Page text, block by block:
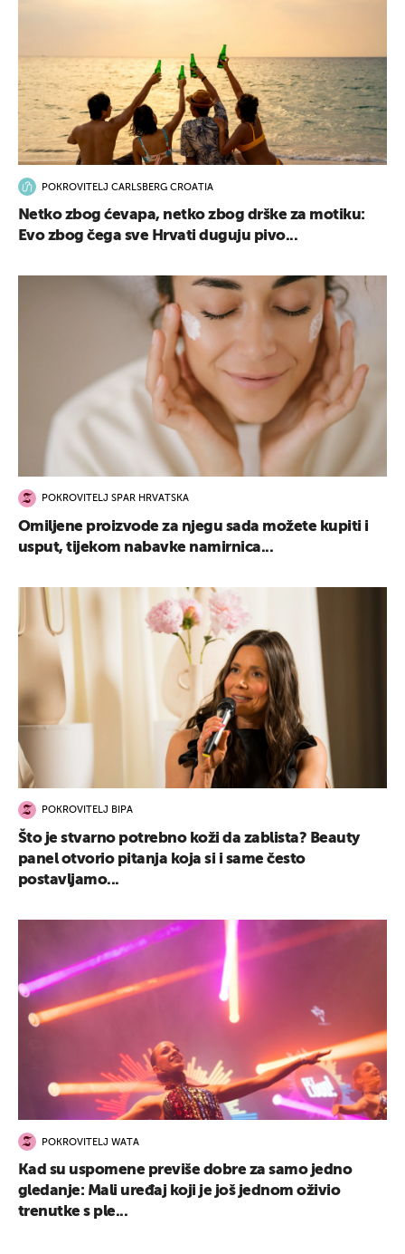
POKROVITELJ CARLSBERG CROATIA
Netko zbog ćevapa, netko zbog drške za motiku:
Evo zbog čega sve Hrvati duguju pivo...
POKROVITELJ SPAR HRVATSKA
Omiljene proizvode za njegu sada možete kupiti i
usput, tijekom nabavke namirnica...
POKROVITELJ BIPA
Što je stvarno potrebno koži da zablista? Beauty
panel otvorio pitanja koja si i same često
postavljamo...
POKROVITELJ WATA
Kad su uspomene previše dobre za samo jedno
gledanje: Mali uređaj koji je još jednom oživio
trenutke s ple...